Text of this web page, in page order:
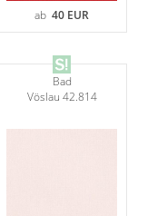
ab40 EUR
Bad
Vöslau 42.814